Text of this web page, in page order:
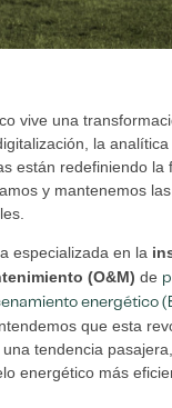
vive una
la
están redefiniendo la
y mantenemos
especializada en la
(O&M)de
energético
que esta
tendencia
energético más